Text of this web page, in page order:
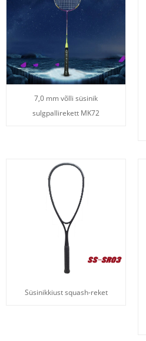
7,0 mm võlli süsinik
sulgpallirekett MK72
Süsinikkiust squash-reket